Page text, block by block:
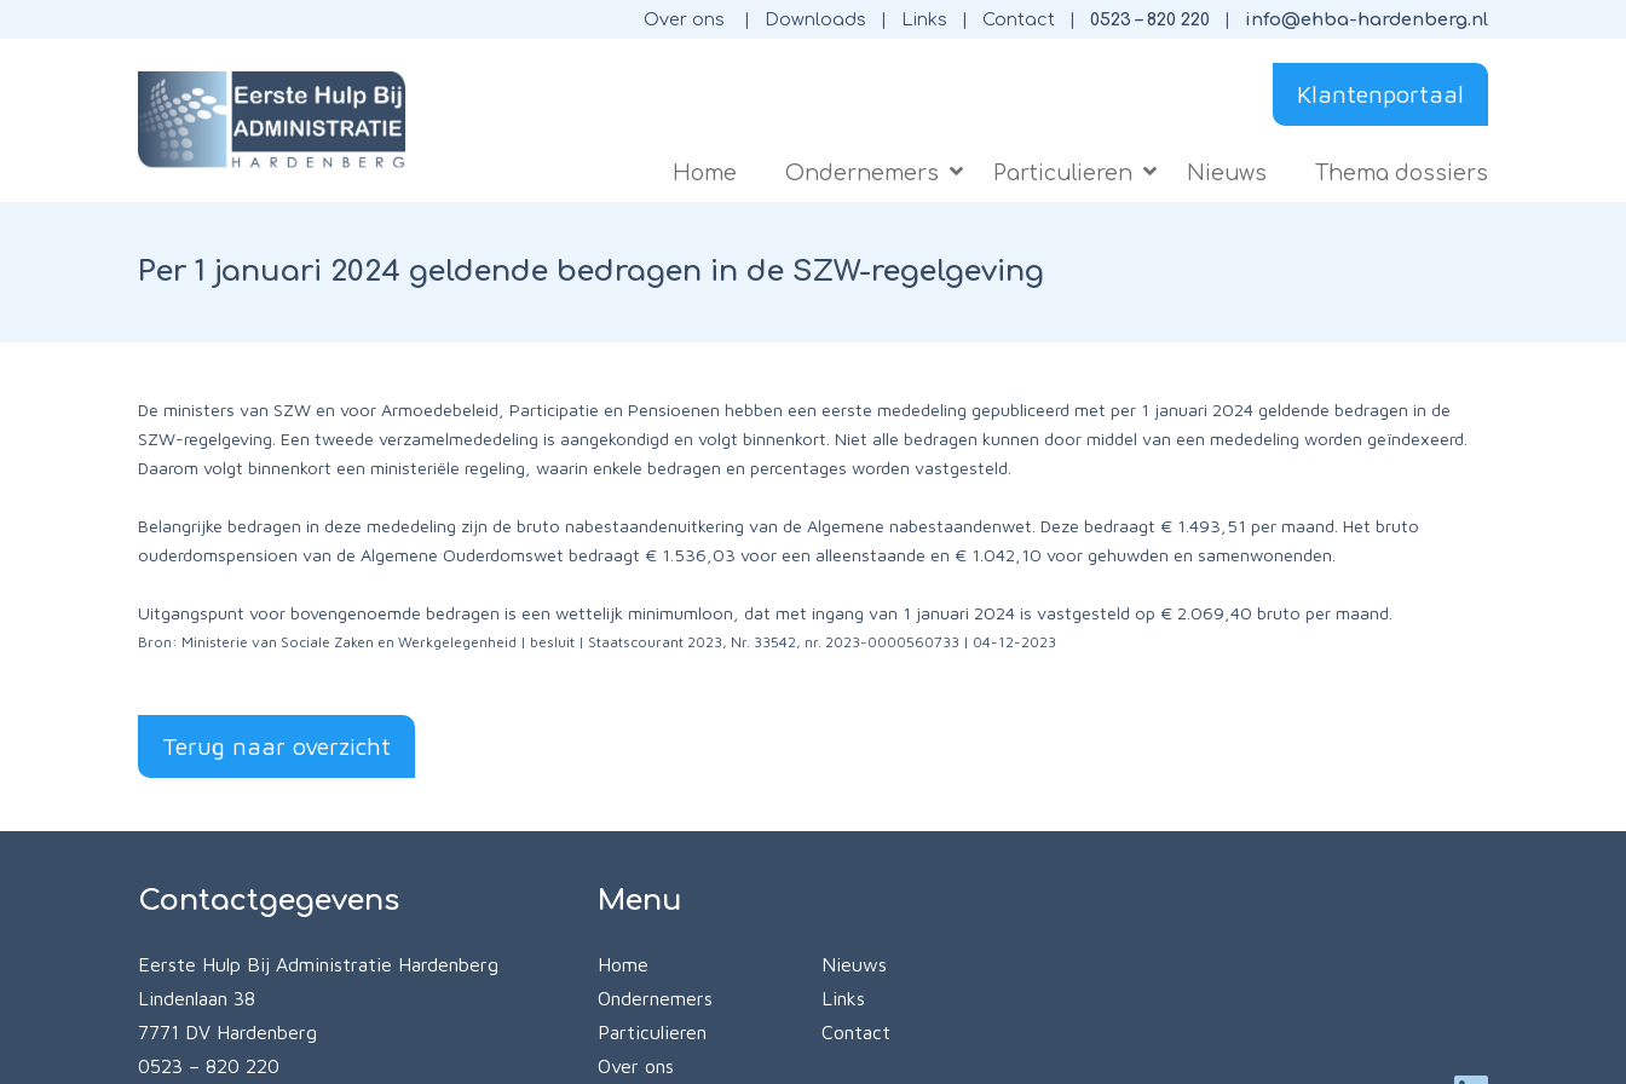
Over ons Downloads Links Contact 0523 – 820 220 info@ehba-hardenberg.nl
Klantenportaal
Home Ondernemers Particulieren Nieuws Thema dossiers
Per 1 januari 2024 geldende bedragen in de SZW-regelgeving
De ministers van SZW en voor Armoedebeleid, Participatie en Pensioenen hebben een eerste mededeling gepubliceerd met per 1 januari 2024 geldende bedragen in de
SZW-regelgeving. Een tweede verzamelmededeling is aangekondigd en volgt binnenkort. Niet alle bedragen kunnen door middel van een mededeling worden geïndexeerd.
Daarom volgt binnenkort een ministeriële regeling, waarin enkele bedragen en percentages worden vastgesteld.
Belangrijke bedragen in deze mededeling zijn de bruto nabestaandenuitkering van de Algemene nabestaandenwet. Deze bedraagt € 1.493,51 per maand. Het bruto
ouderdomspensioen van de Algemene Ouderdomswet bedraagt € 1.536,03 voor een alleenstaande en € 1.042,10 voor gehuwden en samenwonenden.
Uitgangspunt voor bovengenoemde bedragen is een wettelijk minimumloon, dat met ingang van 1 januari 2024 is vastgesteld op € 2.069,40 bruto per maand.
Bron: Ministerie van Sociale Zaken en Werkgelegenheid | besluit | Staatscourant 2023, Nr. 33542, nr. 2023-0000560733 | 04-12-2023
Terug naar overzicht
Contactgegevens
Eerste Hulp Bij Administratie Hardenberg
Lindenlaan 38
7771 DV Hardenberg
0523 – 820 220
Menu
Home
Ondernemers
Particulieren
Over ons
Nieuws
Links
Contact